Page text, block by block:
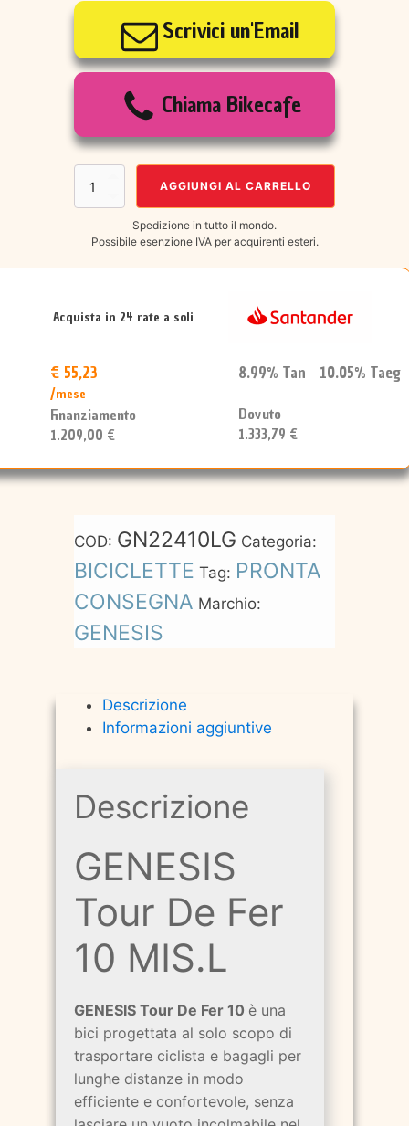
prezzo
originale
€1.749,00.
prezzo
attuale
€1.209,00.
Scrivici un'Email
Chiama Bikecafe
GENESIS
Tour
De
AGGIUNGI AL CARRELLO
Spedizione in tutto il mondo.
Possibile esenzione IVA per acquirenti esteri.
Acquista in 24 rate a soli
€ 55,23
/mese
Finanziamento
1.209,00 €
8.99% Tan 10.05% Taeg
Dovuto
1.333,79 €
COD: GN22410LG Categoria:
BICICLETTE Tag: PRONTA
CONSEGNA Marchio:
GENESIS
Descrizione
Informazioni aggiuntive
Descrizione
GENESIS
Tour De Fer
10 MIS.L
GENESIS Tour De Fer 10 è una
bici progettata al solo scopo di
trasportare ciclista e bagagli per
lunghe distanze in modo
efficiente e confortevole, senza